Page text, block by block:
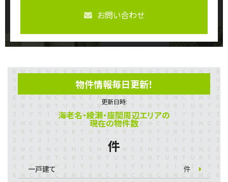
お問い合わせ
物件情報毎日更新！
更新日時:
海老名・綾瀬・座間周辺エリアの
現在の物件数
件
一戸建て
件